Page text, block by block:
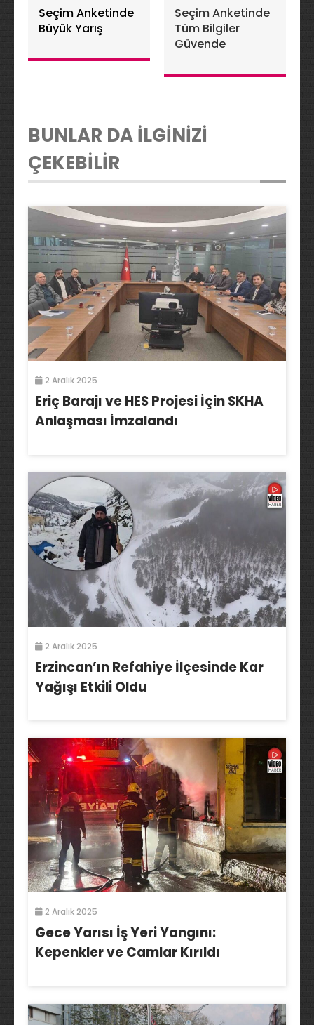
Seçim Anketinde
Büyük Yarış
Seçim Anketinde
Tüm Bilgiler
Güvende
BUNLAR DA İLGİNİZİ
ÇEKEBİLİR
2 Aralık 2025
Eriç Barajı ve HES Projesi İçin SKHA
Anlaşması İmzalandı
2 Aralık 2025
Erzincan’ın Refahiye İlçesinde Kar
Yağışı Etkili Oldu
2 Aralık 2025
Gece Yarısı İş Yeri Yangını:
Kepenkler ve Camlar Kırıldı